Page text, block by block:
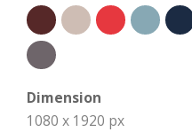
Dimension
1080 x 1920 px